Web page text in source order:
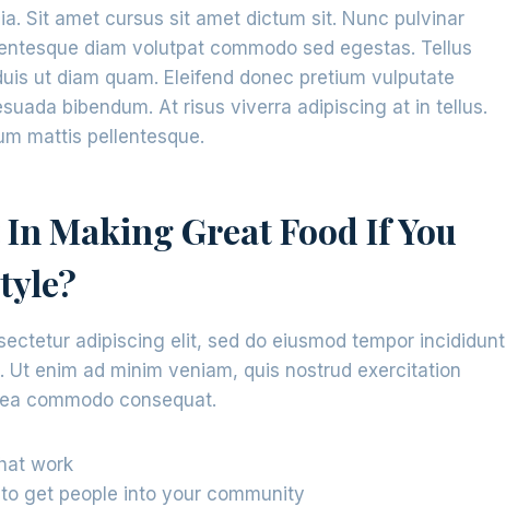
Sit amet cursus sit amet dictum sit. Nunc pulvinar
diam volutpat commodo sed egestas. Tellus
ut diam quam. Eleifend donec pretium vulputate
bibendum. At risus viverra adipiscing at in tellus.
mattis pellentesque.
Making Great Food If You
adipiscing elit, sed do eiusmod tempor incididunt
Ut enim ad minim veniam, quis nostrud exercitation
commodo consequat.
work
get people into your community